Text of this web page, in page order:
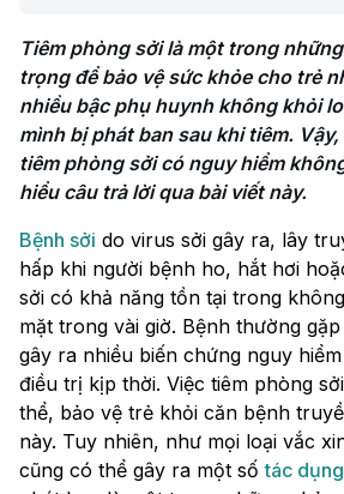
hiểu biết về sức khỏe cho cộng đồng.
Tiêm phòng sởi là một trong
trọng để bảo vệ sức khỏe cho trẻ
nhiều bậc phụ huynh không khỏi
mình bị phát ban sau khi tiêm.
tiêm phòng sởi có nguy hiểm
hiểu câu trả lời qua bài viết này.
Bệnh sởi do virus sởi gây ra, lây
hấp khi người bệnh ho, hắt hơi
sởi có khả năng tồn tại trong
mặt trong vài giờ. Bệnh thường
gây ra nhiều biến chứng nguy
điều trị kịp thời. Việc tiêm phòng
thể, bảo vệ trẻ khỏi căn bệnh
này. Tuy nhiên, như mọi loại vắc
cũng có thể gây ra một sốtác